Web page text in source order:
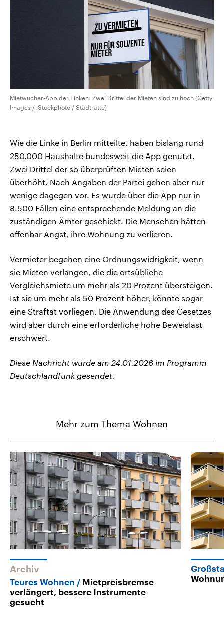
Mietwucher-App der Linken: Zwei Drittel der Mieten sind zu hoch (Getty
Images / iStockphoto / Stadtratte)
Wie die Linke in Berlin mitteilte, haben bislang rund
250.000 Haushalte bundesweit die App genutzt.
Zwei Drittel der so überprüften Mieten seien
überhöht. Nach Angaben der Partei gehen aber nur
wenige dagegen vor. Es wurde über die App nur in
8.500 Fällen eine entsprechende Meldung an die
zuständigen Ämter geschickt. Die Menschen hätten
offenbar Angst, ihre Wohnung zu verlieren.
Vermieter begehen eine Ordnungswidrigkeit, wenn
sie Mieten verlangen, die die ortsübliche
Vergleichsmiete um mehr als 20 Prozent übersteigen.
Ist sie um mehr als 50 Prozent höher, könnte sogar
eine Straftat vorliegen. Die Anwendung des Gesetzes
wird aber durch eine erforderliche hohe Beweislast
erschwert.
Diese Nachricht wurde am 24.01.2026 im Programm
Deutschlandfunk gesendet.
Mehr zum Thema Wohnen
Archiv
Teures Wohnen
Mietpreisbremse
verlängert, bessere Instrumente
gesucht